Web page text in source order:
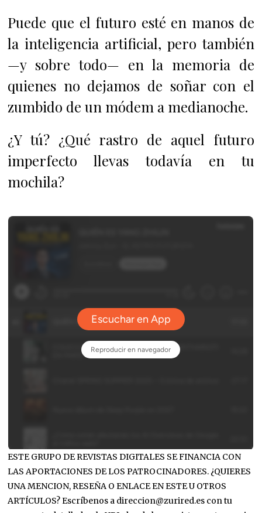
Puede que el futuro esté en manos de
la inteligencia artificial, pero también
—y sobre todo— en la memoria de
quienes no dejamos de soñar con el
zumbido de un módem a medianoche.
¿Y tú? ¿Qué rastro de aquel futuro
imperfecto llevas todavía en tu
mochila?
ESTE GRUPO DE REVISTAS DIGITALES SE FINANCIA CON
LAS APORTACIONES DE LOS PATROCINADORES. ¿QUIERES
UNA MENCION, RESEÑA O ENLACE EN ESTE U OTROS
ARTÍCULOS? Escríbenos a direccion@zurired.es con tu